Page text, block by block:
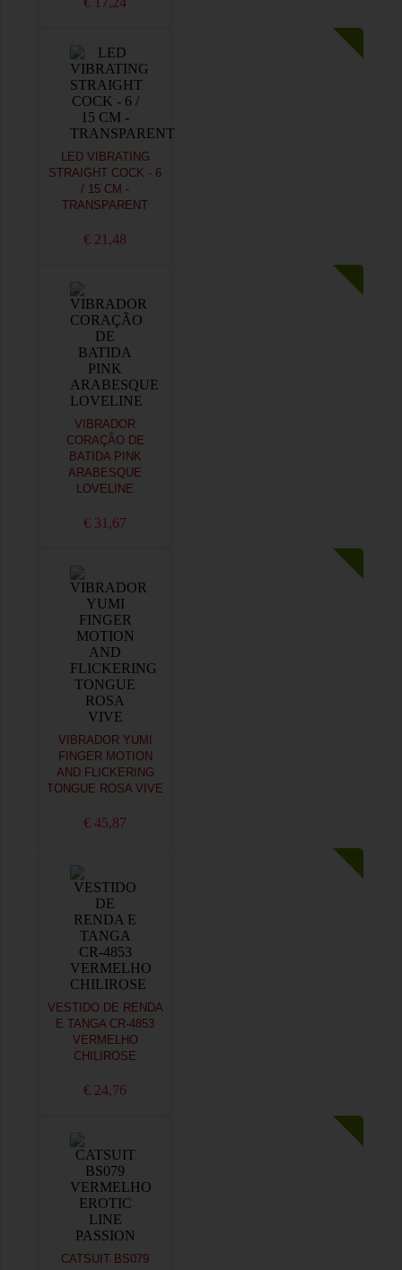
LED VIBRATING
STRAIGHT COCK - 6
/ 15 CM -
TRANSPARENT
€ 21,48
VIBRADOR
CORAÇÃO DE
BATIDA PINK
ARABESQUE
LOVELINE
€ 31,67
VIBRADOR YUMI
FINGER MOTION
AND FLICKERING
TONGUE ROSA VIVE
€ 45,87
VESTIDO DE RENDA
E TANGA CR-4853
VERMELHO
CHILIROSE
€ 24,76
CATSUIT BS079